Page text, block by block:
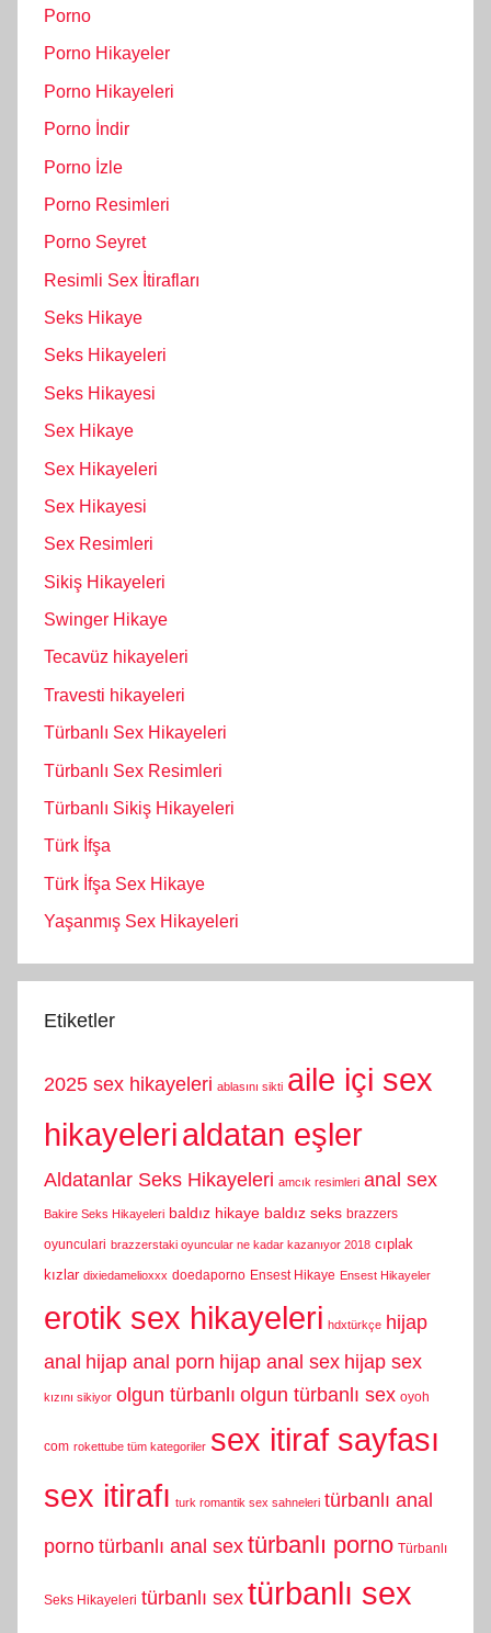
Porno
Porno Hikayeler
Porno Hikayeleri
Porno İndir
Porno İzle
Porno Resimleri
Porno Seyret
Resimli Sex İtirafları
Seks Hikaye
Seks Hikayeleri
Seks Hikayesi
Sex Hikaye
Sex Hikayeleri
Sex Hikayesi
Sex Resimleri
Sikiş Hikayeleri
Swinger Hikaye
Tecavüz hikayeleri
Travesti hikayeleri
Türbanlı Sex Hikayeleri
Türbanlı Sex Resimleri
Türbanlı Sikiş Hikayeleri
Türk İfşa
Türk İfşa Sex Hikaye
Yaşanmış Sex Hikayeleri
Etiketler
2025 sex hikayeleri ablasını sikti aile içi sex
hikayelerialdatan eşler
Aldatanlar Seks Hikayeleri amcık resimleri anal sex
Bakire Seks Hikayeleri baldız hikaye baldız seks brazzers
oyunculari brazzerstaki oyuncular ne kadar kazanıyor 2018 cıplak
kızlar dixiedamelioxxx doedaporno Ensest Hikaye Ensest Hikayeler
erotik sex hikayeleri hdxtürkçe hijap
anal hijap anal porn hijap anal sex hijap sex
kızını sikiyor olgun türbanlı olgun türbanlı sex oyoh
com rokettube tüm kategoriler sex itiraf sayfası
sex itirafı turk romantik sex sahneleri türbanlı anal
porno türbanlı anal sex türbanlı porno Türbanlı
Seks Hikayeleri türbanlı sex türbanlı sex